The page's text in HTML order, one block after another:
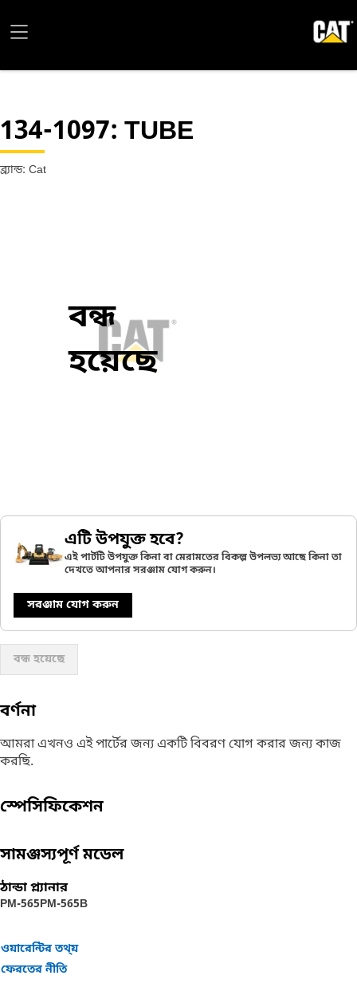
134-1097: TUBE
ব্র্যান্ড: Cat
বন্ধ
হয়েছে
এটি উপযুক্ত হবে?
এই পার্টটি উপযুক্ত কিনা বা মেরামতের বিকল্প উপলভ্য আছে কিনা তা
দেখতে আপনার সরঞ্জাম যোগ করুন।
সরঞ্জাম যোগ করুন
বন্ধ হয়েছে
বর্ণনা
আমরা এখনও এই পার্টের জন্য একটি বিবরণ যোগ করার জন্য কাজ
করছি.
স্পেসিফিকেশন
সামঞ্জস্যপূর্ণ মডেল
ঠান্ডা প্ল্যানার
PM-565PM-565B
ওয়ারেন্টির তথ্য়
ফেরতের নীতি